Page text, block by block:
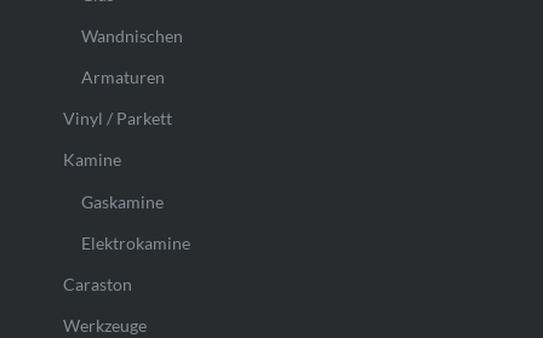
Wandnischen
Armaturen
Vinyl / Parkett
Kamine
Gaskamine
Elektrokamine
Caraston
Werkzeuge